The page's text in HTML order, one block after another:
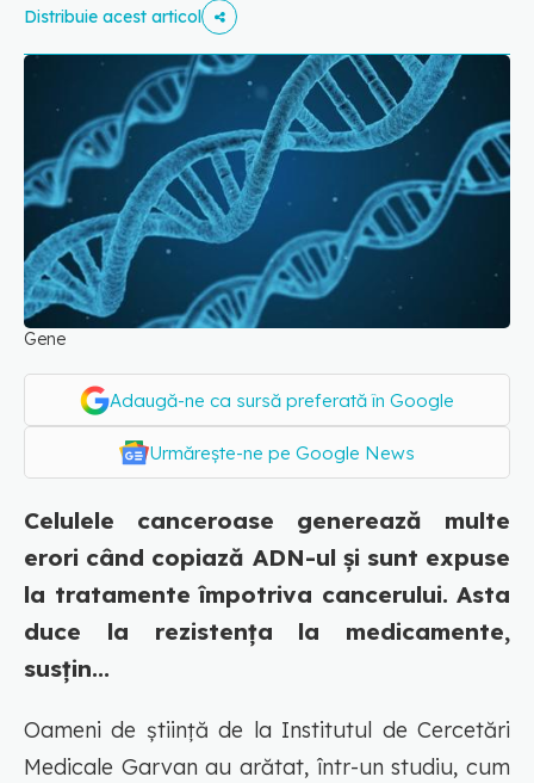
Distribuie acest articol
Gene
Adaugă-ne ca sursă preferată în Google
Urmărește-ne pe Google News
Celulele canceroase generează multe
erori când copiază ADN-ul și sunt expuse
la tratamente împotriva cancerului. Asta
duce la rezistența la medicamente,
susțin...
Oameni de știință de la Institutul de Cercetări
Medicale Garvan au arătat, într-un studiu, cum